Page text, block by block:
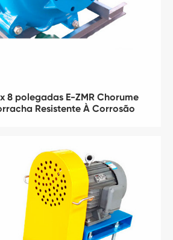
8 polegadas E-ZMR Chorume
Resistente À Corrosão